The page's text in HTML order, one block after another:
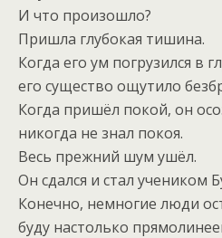
И что произошло?
Пришла глубокая тишина.
Когда его ум погрузился в
его существо ощутило
Когда пришёл покой, он
никогда не знал покоя.
Весь прежний шум ушёл.
Он сдался и стал учеником
Конечно, немногие люди
буду настолько